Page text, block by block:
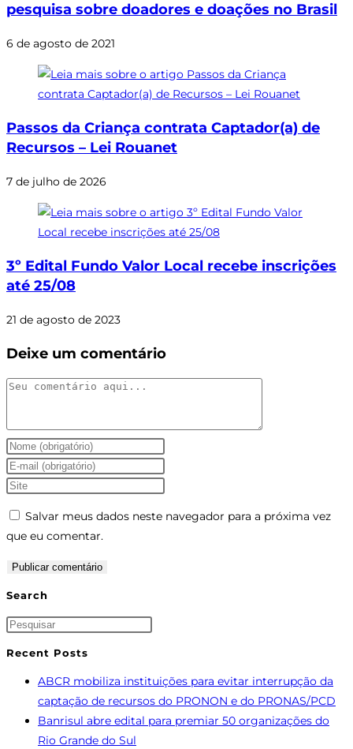
pesquisa sobre doadores e doações no Brasil
6 de agosto de 2021
Passos da Criança contrata Captador(a) de
Recursos – Lei Rouanet
7 de julho de 2026
3º Edital Fundo Valor Local recebe inscrições
até 25/08
21 de agosto de 2023
Deixe um comentário
Comentário
Digite
seu
nome
nome
de
usuário
comentar
Digite
seu
de
e-
mail
comentar
Digite
URL
do
seu
(opcional)
Salvar meus dados neste navegador para a próxima vez
que eu comentar.
Search
Recent Posts
ABCR mobiliza instituições para evitar interrupção da
captação de recursos do PRONON e do PRONAS/PCD
Banrisul abre edital para premiar 50 organizações do
Rio Grande do Sul